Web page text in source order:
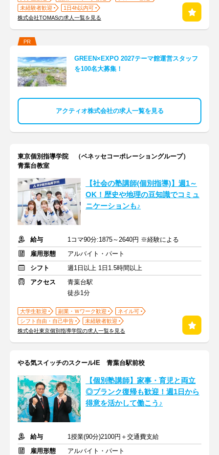
未経験者歓迎
1日4h以内可
株式会社TOMASの求人一覧を見る
PR
GREEN×EXPO 2027テーマ館運営スタッフ
を100名大募集！
アクティオ株式会社の求人一覧を見る
東京個別指導学院 （ベネッセコーポレーショングループ）
青葉台教室
【社会の塾講師(個別指導)】週1～
OK！歴史や地理の豆知識でコミュ
ニケーションも♪
給与
1コマ90分:1875～2640円 ※経験による
雇用形態
アルバイト・パート
シフト
週1日以上 1日1.5時間以上
アクセス
青葉台駅
徒歩1分
大学生歓迎 副業・Ｗワーク歓迎
ネイル可
シフト自由・自己申告
未経験者歓迎
株式会社東京個別指導学院の求人一覧を見る
やる気スイッチのスクールIE 青葉台駅前校
【個別塾講師】家事・育児と両立
◎ブランク復帰も歓迎！週1日から
得意を活かして働こう♪
給与
1授業(90分)2100円＋交通費支給
雇用形態
アルバイト・パート